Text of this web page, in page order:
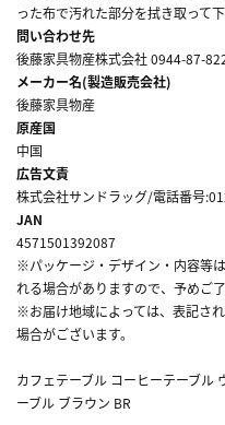
った布で汚れた部分を拭き取って下
問い合わせ先
後藤家具物産株式会社 0944-87-
メーカー名(製造販売会社)
後藤家具物産
原産国
中国
広告文責
株式会社サンドラッグ/電話番号
JAN
4571501392087
※パッケージ・デザイン・内容等
れる場合がありますので、予めご了
※お届け地域によっては、表記さ
場合がございます。
カフェテーブル コーヒーテーブル
ーブル ブラウン BR